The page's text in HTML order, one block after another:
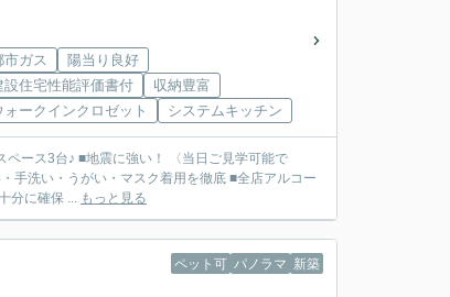
市ガス
陽当り良好
設住宅性能評価書付
収納豊富
ォークインクロゼット
システムキッチン
ース3台♪ ■地震に強い！ 〈当日ご見学可能で
手洗い・うがい・マスク着用を徹底 ■全店アルコー
分に確保 ... もっと見る
ペット可 パノラマ 新築